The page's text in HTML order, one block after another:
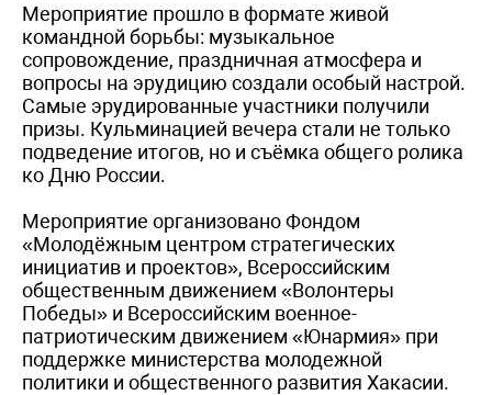
Мероприятие прошло в формате живой
командной борьбы: музыкальное
сопровождение, праздничная атмосфера и
вопросы на эрудицию создали особый настрой.
Самые эрудированные участники получили
призы. Кульминацией вечера стали не только
подведение итогов, но и съёмка общего ролика
ко Дню России.
Мероприятие организовано Фондом
«Молодёжным центром стратегических
инициатив и проектов», Всероссийским
общественным движением «Волонтеры
Победы» и Всероссийским военное-
патриотическим движением «Юнармия» при
поддержке министерства молодежной
политики и общественного развития Хакасии.